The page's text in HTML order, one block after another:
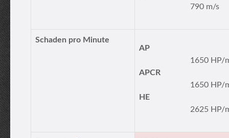
790 m/s
Schaden pro Minute
AP
1650 HP/
APCR
1650 HP/
HE
2625 HP/